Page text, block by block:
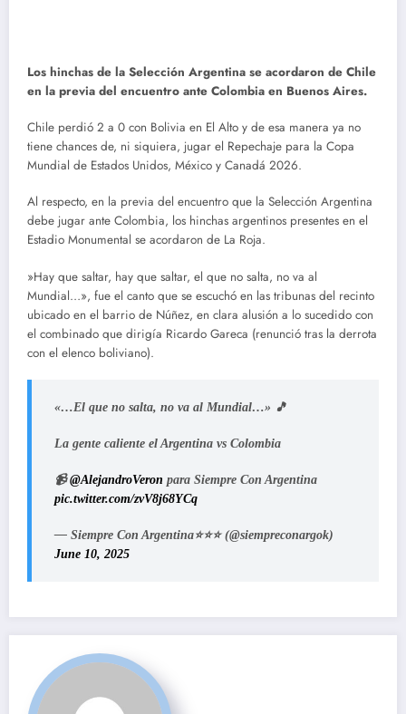
Los hinchas de la Selección Argentina se acordaron de Chile
en la previa del encuentro ante Colombia en Buenos Aires.
Chile perdió 2 a 0 con Bolivia en El Alto y de esa manera ya no
tiene chances de, ni siquiera, jugar el Repechaje para la Copa
Mundial de Estados Unidos, México y Canadá 2026.
Al respecto, en la previa del encuentro que la Selección Argentina
debe jugar ante Colombia, los hinchas argentinos presentes en el
Estadio Monumental se acordaron de La Roja.
»Hay que saltar, hay que saltar, el que no salta, no va al
Mundial…», fue el canto que se escuchó en las tribunas del recinto
ubicado en el barrio de Núñez, en clara alusión a lo sucedido con
el combinado que dirigía Ricardo Gareca (renunció tras la derrota
con el elenco boliviano).
«…El que no salta, no va al Mundial…» 🎵
La gente caliente el Argentina vs Colombia
📹@AlejandroVeron para Siempre Con Argentina
pic.twitter.com/zvV8j68YCq
— Siempre Con Argentina⭐⭐⭐ (@siempreconargok)
June 10, 2025